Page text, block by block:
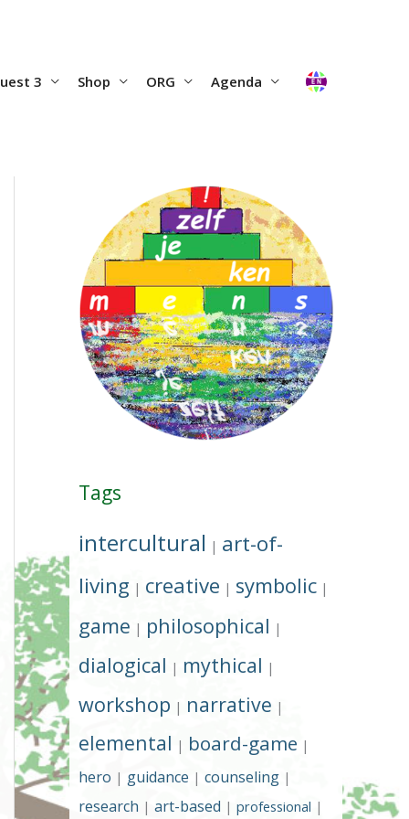
3 Shop ORG Agenda
Tags
intercultural | art-of-
living | creative | symbolic |
game | philosophical |
dialogical | mythical |
workshop | narrative |
elemental | board-game |
hero | guidance | counseling |
research | art-based | professional |